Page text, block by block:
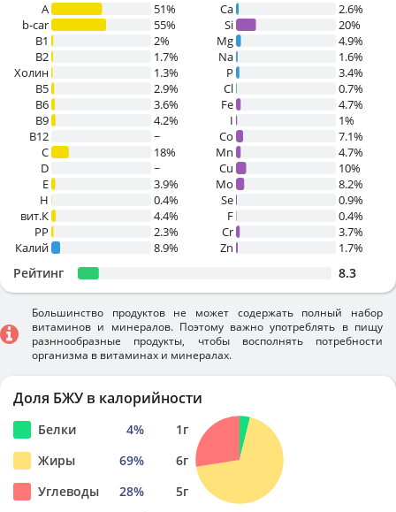
A
51%
b-car
55%
В1
2%
B2
1.7%
Холин
1.3%
B5
2.9%
B6
3.6%
B9
4.2%
B12
~
C
18%
D
~
E
3.9%
H
0.4%
вит.К
4.4%
PP
2.3%
Калий
8.9%
Ca
2.6%
Si
20%
Mg
4.9%
Na
1.6%
P
3.4%
Cl
0.7%
Fe
4.7%
I
1%
Co
7.1%
Mn
4.7%
Cu
10%
Mo
8.2%
Se
0.9%
F
0.4%
Cr
3.7%
Zn
1.7%
Рейтинг 8.3
Большинство продуктов не может содержать полный набор
витаминов и минералов. Поэтому важно употреблять в пищу
разннообразные продукты, чтобы восполнять потребности
организма в витаминах и минералах.
Доля БЖУ в калорийности
Белки 4% 1г
Жиры
69% 6г
Углеводы
28% 5г